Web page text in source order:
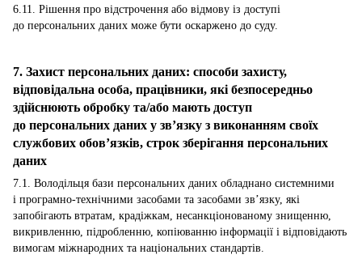
6.11. Рішення про відстрочення або відмову із доступі
до персональних даних може бути оскаржено до суду.
7. Захист персональних даних: способи захисту,
відповідальна особа, працівники, які безпосередньо
здійснюють обробку та/або мають доступ
до персональних даних у зв’язку з виконанням своїх
службових обов’язків, строк зберігання персональних
даних
7.1. Володільця бази персональних даних обладнано системними
і програмно-технічними засобами та засобами зв’язку, які
запобігають втратам, крадіжкам, несанкціонованому знищенню,
викривленню, підробленню, копіюванню інформації і відповідають
вимогам міжнародних та національних стандартів.